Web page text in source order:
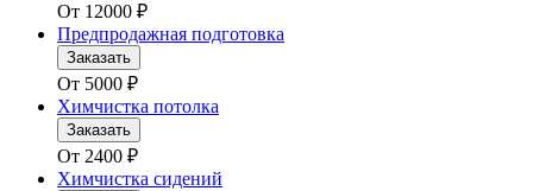
От 12000 ₽
Предпродажная подготовка
Заказать
От 5000 ₽
Химчистка потолка
Заказать
От 2400 ₽
Химчистка сидений